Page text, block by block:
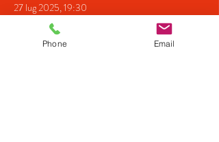
27 lug 2025, 19:30
Dionysius Kirche Holle, Holler Kirchweg 2, 27798
Hude, Deutschland
Phone Email